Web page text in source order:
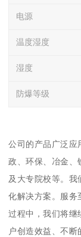
电源
温度湿度
湿度
防爆等级
公司的产品广泛应
政、环保、冶金、
及大专院校等。我
化解决方案。服务
过程中，我们将继
户创造效益、不